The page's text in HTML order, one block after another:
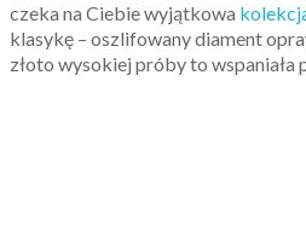
czeka na Ciebie wyjątkowa
klasykę – oszlifowany diament
złoto wysokiej próby to wspaniała